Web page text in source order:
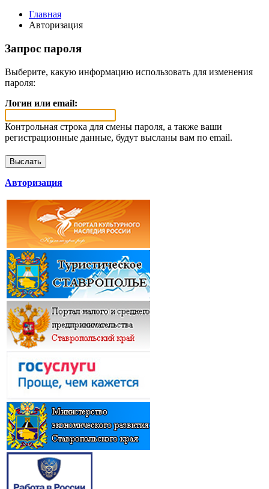
Главная
Авторизация
Запрос пароля
Выберите, какую информацию использовать для изменения
пароля:
Логин или email:
Контрольная строка для смены пароля, а также ваши
регистрационные данные, будут высланы вам по email.
Авторизация